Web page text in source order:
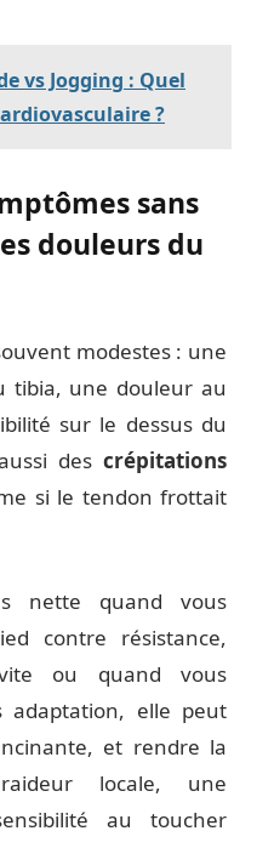
vs Jogging : Quel
?
sans
douleurs du
modestes : une
tibia, une douleur au
sur le dessus du
des crépitations
si le tendon frottait
nette quand vous
contre résistance,
ou quand vous
adaptation, elle peut
et rendre la
locale, une
au toucher